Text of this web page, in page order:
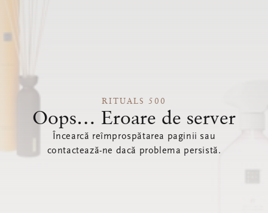
RITUALS 500
Oops… Eroare de server
Încearcă reîmprospătarea paginii sau
contactează-ne dacă problema persistă.